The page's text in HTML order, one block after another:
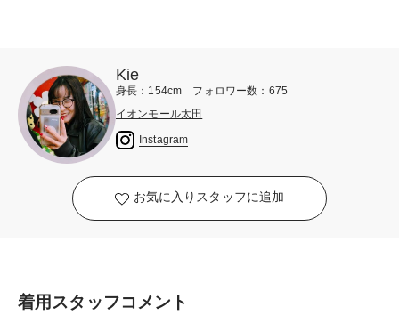
Kie
身長：154cm フォロワー数：675
イオンモール太田
Instagram
お気に入りスタッフに追加
着用スタッフコメント